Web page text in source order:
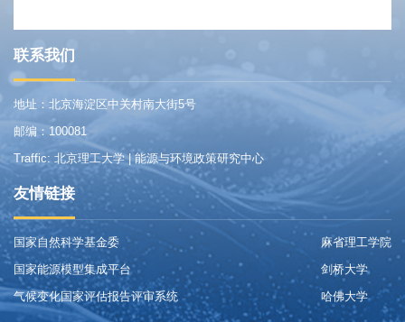
联系我们
地址：北京海淀区中关村南大街5号
邮编：100081
Traffic: 北京理工大学 | 能源与环境政策研究中心
友情链接
国家自然科学基金委
国家能源模型集成平台
气候变化国家评估报告评审系统
麻省理工学院
剑桥大学
哈佛大学